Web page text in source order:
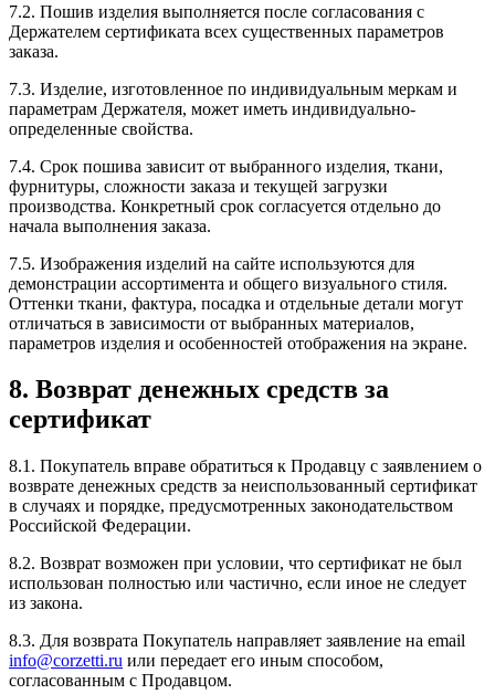
7.2. Пошив изделия выполняется после согласования с
Держателем сертификата всех существенных параметров
заказа.
7.3. Изделие, изготовленное по индивидуальным меркам и
параметрам Держателя, может иметь индивидуально-
определенные свойства.
7.4. Срок пошива зависит от выбранного изделия, ткани,
фурнитуры, сложности заказа и текущей загрузки
производства. Конкретный срок согласуется отдельно до
начала выполнения заказа.
7.5. Изображения изделий на сайте используются для
демонстрации ассортимента и общего визуального стиля.
Оттенки ткани, фактура, посадка и отдельные детали могут
отличаться в зависимости от выбранных материалов,
параметров изделия и особенностей отображения на экране.
8. Возврат денежных средств за
сертификат
8.1. Покупатель вправе обратиться к Продавцу с заявлением о
возврате денежных средств за неиспользованный сертификат
в случаях и порядке, предусмотренных законодательством
Российской Федерации.
8.2. Возврат возможен при условии, что сертификат не был
использован полностью или частично, если иное не следует
из закона.
8.3. Для возврата Покупатель направляет заявление на email
info@corzetti.ru или передает его иным способом,
согласованным с Продавцом.